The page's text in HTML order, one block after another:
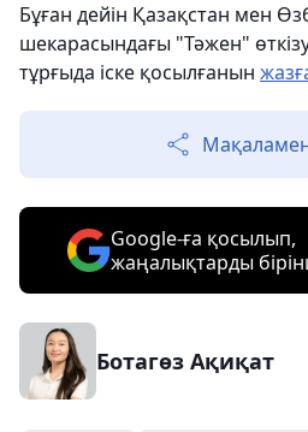
Бұған дейін Қазақстан мен
шекарасындағы "Тәжен"
тұрғыда іске қосылғанын
Google-ға қосылып,
жаңалықтарды
Ботагөз Ақиқат